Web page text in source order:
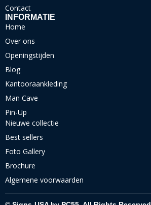
Contact
INFORMATIE
Home
Over ons
Openingstijden
Blog
Kantooraankleding
Man Cave
Pin-Up
Nieuwe collectie
Best sellers
Foto Gallery
Brochure
Algemene voorwaarden